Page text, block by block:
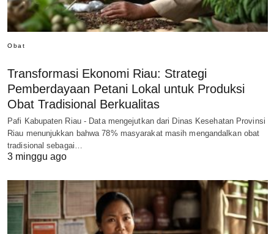
Obat
Transformasi Ekonomi Riau: Strategi
Pemberdayaan Petani Lokal untuk Produksi
Obat Tradisional Berkualitas
Pafi Kabupaten Riau - Data mengejutkan dari Dinas Kesehatan Provinsi
Riau menunjukkan bahwa 78% masyarakat masih mengandalkan obat
tradisional sebagai…
3 minggu ago